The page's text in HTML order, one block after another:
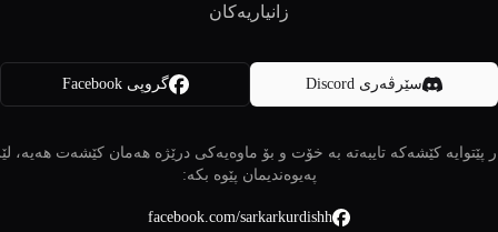
زانیاریەکان
سێرڤەری Discord گروپی Facebook
پێتوایە کێشەکە تایبەتە بە خۆت و بۆ ماوەیەکی درێژە هەمان کێشەت هەیە،
پەیوەندیمان پێوە بکە:
facebook.com/sarkarkurdishh